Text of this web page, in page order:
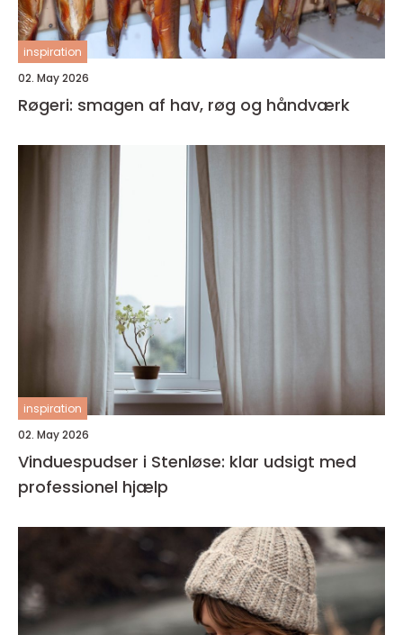
inspiration
02. May 2026
Røgeri: smagen af hav, røg og håndværk
inspiration
02. May 2026
Vinduespudser i Stenløse: klar udsigt med
professionel hjælp